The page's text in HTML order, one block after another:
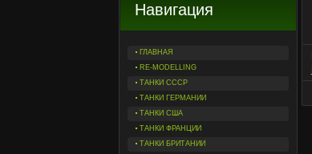
Навигация
ГЛАВНАЯ
RE-MODELLING
ТАНКИ СССР
ТАНКИ ГЕРМАНИИ
ТАНКИ США
ТАНКИ ФРАНЦИИ
ТАНКИ БРИТАНИИ